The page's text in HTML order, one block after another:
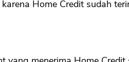
Home Credit sudah